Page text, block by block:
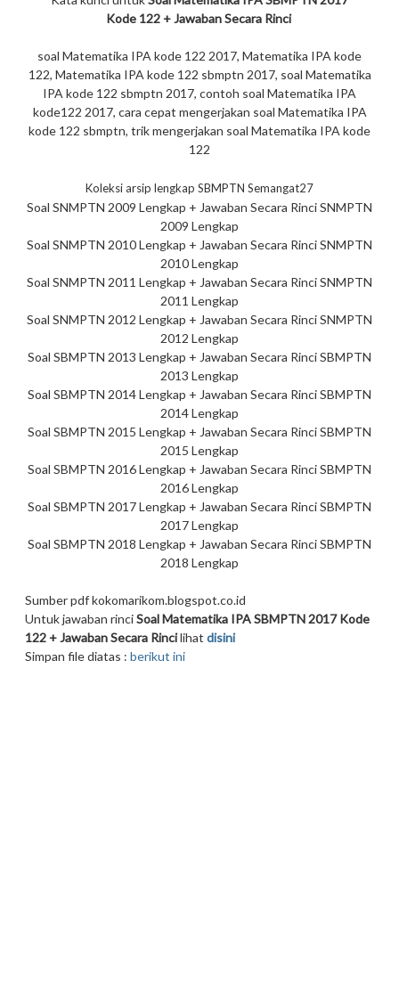
Kode 122 + Jawaban Secara Rinci
soal Matematika IPA kode 122 2017, Matematika IPA kode
122, Matematika IPA kode 122 sbmptn 2017, soal Matematika
IPA kode 122 sbmptn 2017, contoh soal Matematika IPA
kode122 2017, cara cepat mengerjakan soal Matematika IPA
kode 122 sbmptn, trik mengerjakan soal Matematika IPA kode
122
Koleksi arsip lengkap SBMPTN Semangat27
Soal SNMPTN 2009 Lengkap + Jawaban Secara Rinci SNMPTN
2009 Lengkap
Soal SNMPTN 2010 Lengkap + Jawaban Secara Rinci SNMPTN
2010 Lengkap
Soal SNMPTN 2011 Lengkap + Jawaban Secara Rinci SNMPTN
2011 Lengkap
Soal SNMPTN 2012 Lengkap + Jawaban Secara Rinci SNMPTN
2012 Lengkap
Soal SBMPTN 2013 Lengkap + Jawaban Secara Rinci SBMPTN
2013 Lengkap
Soal SBMPTN 2014 Lengkap + Jawaban Secara Rinci SBMPTN
2014 Lengkap
Soal SBMPTN 2015 Lengkap + Jawaban Secara Rinci SBMPTN
2015 Lengkap
Soal SBMPTN 2016 Lengkap + Jawaban Secara Rinci SBMPTN
2016 Lengkap
Soal SBMPTN 2017 Lengkap + Jawaban Secara Rinci SBMPTN
2017 Lengkap
Soal SBMPTN 2018 Lengkap + Jawaban Secara Rinci SBMPTN
2018 Lengkap
Sumber pdf kokomarikom.blogspot.co.id
Untuk jawaban rinciSoal Matematika IPA SBMPTN 2017 Kode
122 + Jawaban Secara Rincilihat disini
Simpan file diatas : berikut ini